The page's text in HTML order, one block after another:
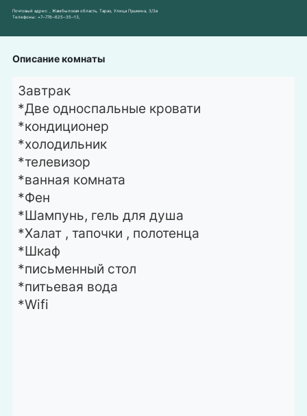
Почтовый адрес:
, Жамбылская область, Тараз, Улица Пушкина, 3/3a
Телефоны: +7‒776‒625‒35‒13
Описание комнаты